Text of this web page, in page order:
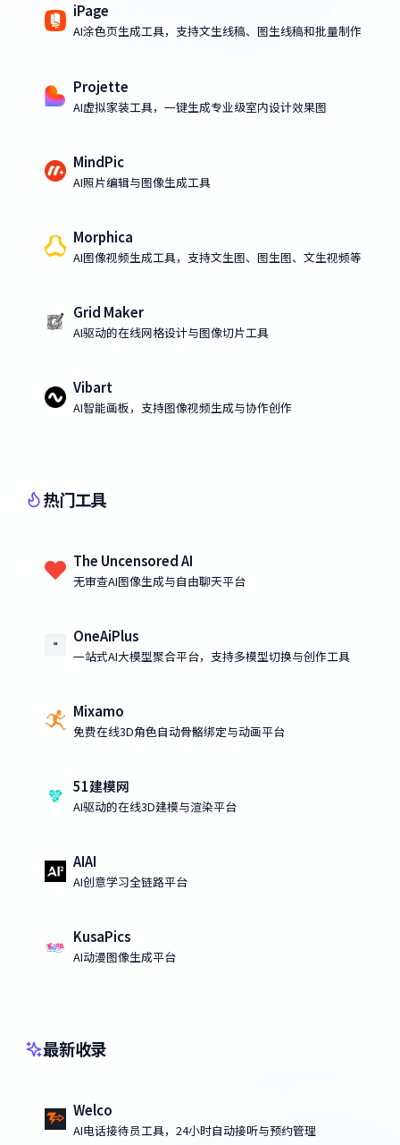
iPage
AI涂色页生成工具，支持文生线稿、图生线稿和批量制作
Projette
AI虚拟家装工具，一键生成专业级室内设计效果图
MindPic
AI照片编辑与图像生成工具
Morphica
AI图像视频生成工具，支持文生图、图生图、文生视频等
Grid Maker
AI驱动的在线网格设计与图像切片工具
Vibart
AI智能画板，支持图像视频生成与协作创作
热门工具
The Uncensored AI
无审查AI图像生成与自由聊天平台
OneAiPlus
一站式AI大模型聚合平台，支持多模型切换与创作工具
Mixamo
免费在线3D角色自动骨骼绑定与动画平台
51建模网
AI驱动的在线3D建模与渲染平台
AIAI
AI创意学习全链路平台
KusaPics
AI动漫图像生成平台
最新收录
Welco
AI电话接待员工具，24小时自动接听与预约管理